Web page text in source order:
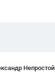
Непростой